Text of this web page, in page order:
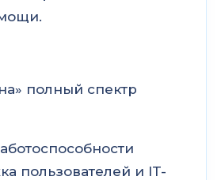
полный спектр
пользователей и IT-